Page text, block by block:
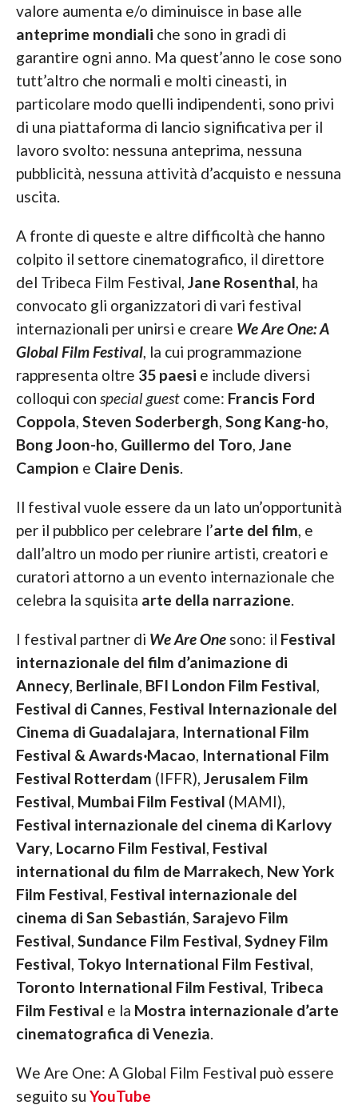
valore aumenta e/o diminuisce in base alle
anteprime mondiali che sono in gradi di
garantire ogni anno. Ma quest’anno le cose sono
tutt’altro che normali e molti cineasti, in
particolare modo quelli indipendenti, sono privi
di una piattaforma di lancio significativa per il
lavoro svolto: nessuna anteprima, nessuna
pubblicità, nessuna attività d’acquisto e nessuna
uscita.
A fronte di queste e altre difficoltà che hanno
colpito il settore cinematografico, il direttore
del Tribeca Film Festival, Jane Rosenthal, ha
convocato gli organizzatori di vari festival
internazionali per unirsi e creare We Are One: A
Global Film Festival, la cui programmazione
rappresenta oltre 35 paesi e include diversi
colloqui con special guestcome: Francis Ford
Coppola, Steven Soderbergh, Song Kang-ho,
Bong Joon-ho, Guillermo del Toro, Jane
Campion e Claire Denis.
Il festival vuole essere da un lato un’opportunità
per il pubblico per celebrare l’arte del film, e
dall’altro un modo per riunire artisti, creatori e
curatori attorno a un evento internazionale che
celebra la squisita arte della narrazione.
I festival partner di We Are One sono: il Festival
internazionale del film d’animazione di
Annecy, Berlinale, BFI London Film Festival,
Festival di Cannes, Festival Internazionale del
Cinema di Guadalajara, International Film
Festival & Awards‧Macao, International Film
Festival Rotterdam (IFFR), Jerusalem Film
Festival, Mumbai Film Festival (MAMI),
Festival internazionale del cinema di Karlovy
Vary, Locarno Film Festival, Festival
international du film de Marrakech, New York
Film Festival, Festival internazionale del
cinema di San Sebastián, Sarajevo Film
Festival, Sundance Film Festival, Sydney Film
Festival, Tokyo International Film Festival,
Toronto International Film Festival, Tribeca
Film Festival e la Mostra internazionale d’arte
cinematografica di Venezia.
We Are One: A Global Film Festival può essere
seguito su YouTube